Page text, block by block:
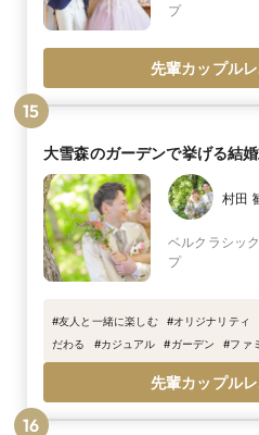
プ
先輩カップル
15
大雪森のガーデンで挙げる結
村田
ベルクラシック旭川 ●ベルクラシ
プ
#友人と一緒に楽しむ #オリジナリティ
だわる
#カジュアル #ガーデン #ファ
先輩カップル
16